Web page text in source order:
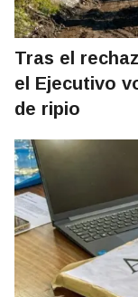
Tras el
el Ejecutivo
de ripio